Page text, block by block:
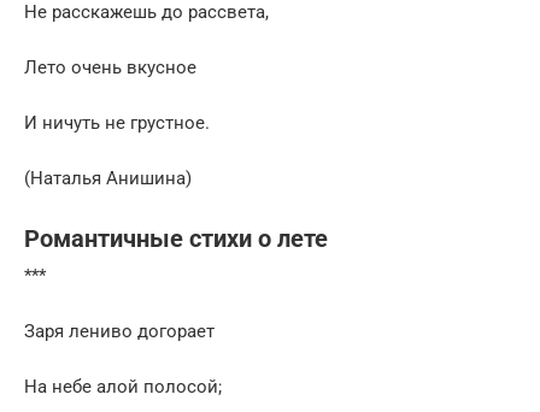
Не расскажешь до рассвета,
Лето очень вкусное
И ничуть не грустное.
(Наталья Анишина)
Романтичные стихи о лете
***
Заря лениво догорает
На небе алой полосой;